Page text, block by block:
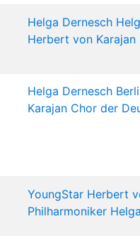
Helga Dernesch
Herbert von Karajan
Helga Dernesch
Karajan Chor der
YoungStar Herbert
Philharmoniker